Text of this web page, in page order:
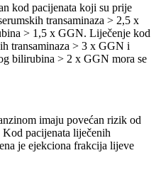
kod pacijenata koji su prije
transaminaza > 2,5 x
> 1,5 x GGN. Liječenje kod
transaminaza > 3 x GGN i
bilirubina > 2 x GGN mora se
imaju povećan rizik od
pacijenata liječenih
je ejekciona frakcija lijeve